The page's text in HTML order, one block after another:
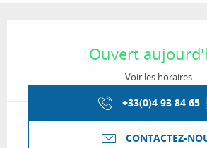
Ouvert
Voir les horaires
+33(0)4 93 84 65
CONTACTEZ-